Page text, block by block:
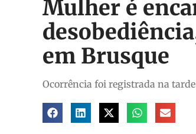
Mulher é
em Brusque
Ocorrência foi registrada na